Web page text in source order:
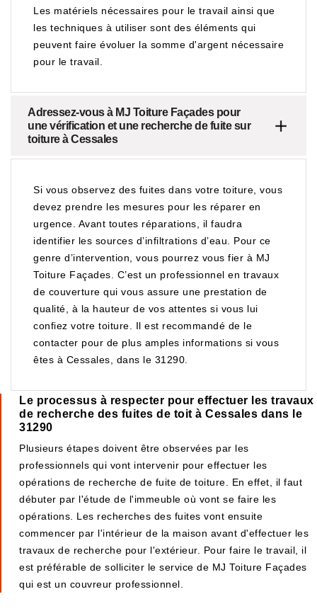
Les matériels nécessaires pour le travail ainsi que
les techniques à utiliser sont des éléments qui
peuvent faire évoluer la somme d'argent nécessaire
pour le travail.
Adressez-vous à MJ Toiture Façades pour
une vérification et une recherche de fuite sur
toiture à Cessales
Si vous observez des fuites dans votre toiture, vous
devez prendre les mesures pour les réparer en
urgence. Avant toutes réparations, il faudra
identifier les sources d’infiltrations d’eau. Pour ce
genre d’intervention, vous pourrez vous fier à MJ
Toiture Façades. C’est un professionnel en travaux
de couverture qui vous assure une prestation de
qualité, à la hauteur de vos attentes si vous lui
confiez votre toiture. Il est recommandé de le
contacter pour de plus amples informations si vous
êtes à Cessales, dans le 31290.
Le processus à respecter pour effectuer les travaux
de recherche des fuites de toit à Cessales dans le
31290
Plusieurs étapes doivent être observées par les
professionnels qui vont intervenir pour effectuer les
opérations de recherche de fuite de toiture. En effet, il faut
débuter par l'étude de l'immeuble où vont se faire les
opérations. Les recherches des fuites vont ensuite
commencer par l'intérieur de la maison avant d'effectuer les
travaux de recherche pour l'extérieur. Pour faire le travail, il
est préférable de solliciter le service de MJ Toiture Façades
qui est un couvreur professionnel.